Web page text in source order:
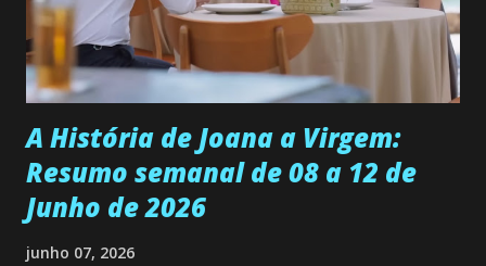
empática. Detesta injustiças e é uma ótima amiga. Pode ser
teimosa e muito persistente quando decide fazer algo.
Durante um exame ginecológico, ela é inseminada por eng...
A História de Joana a Virgem:
Resumo semanal de 08 a 12 de
Junho de 2026
junho 07, 2026